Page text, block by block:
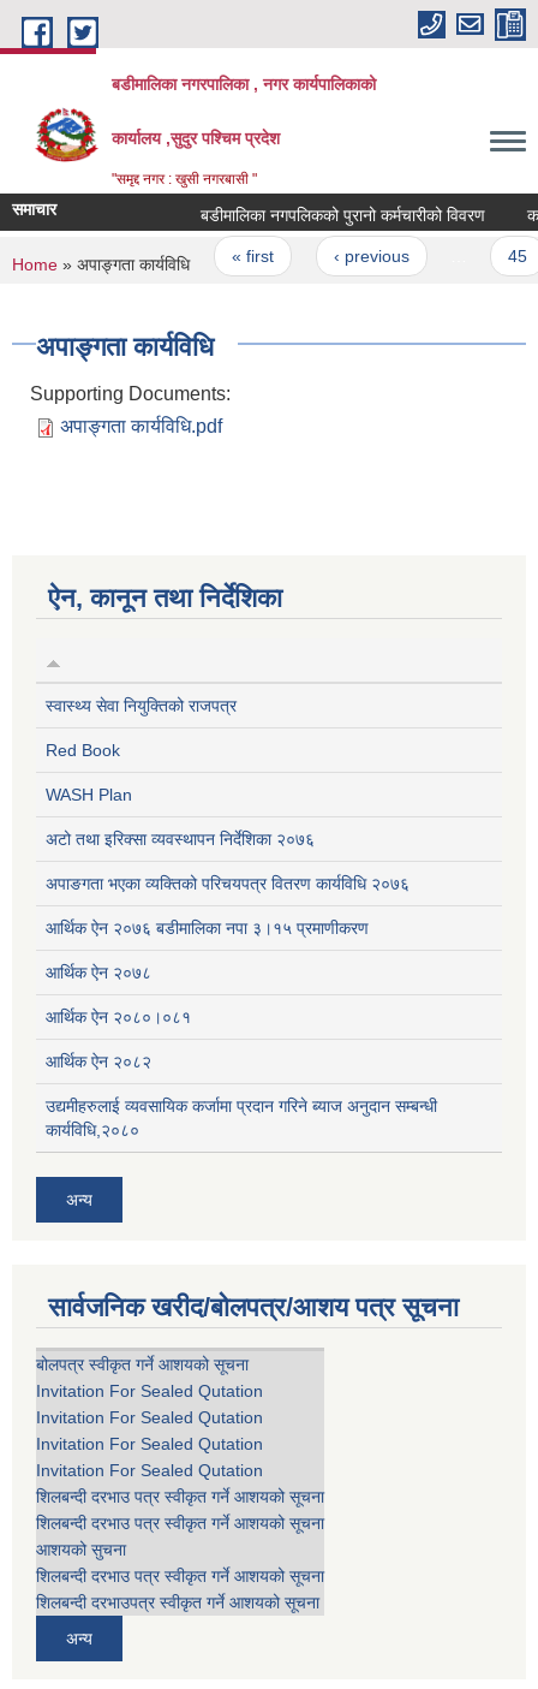
Skip to main content
बडीमालिका नगरपालिका , नगर कार्यपालिकाको
कार्यालय ,सुदुर पश्चिम प्रदेश
"समृद्द नगर : खुसी नगरबासी "
समाचार बडीमालिका नगपलिकको पुरानो कर्मचारीको विवरण
Pages
« first ‹ previous
You are here
Home » अपाङ्गता कार्यविधि
अपाङ्गता कार्यविधि
Supporting Documents:
अपाङ्गता कार्यविधि.pdf
ऐन, कानून तथा निर्देशिका
स्वास्थ्य सेवा नियुक्तिको राजपत्र
Red Book
WASH Plan
अटो तथा इरिक्सा व्यवस्थापन निर्देशिका २०७६
अपाङगता भएका व्यक्तिको परिचयपत्र वितरण कार्यविधि २०७६
आर्थिक ऐन २०७६ बडीमालिका नपा ३।१५ प्रमाणीकरण
आर्थिक ऐन २०७८
आर्थिक ऐन २०८०।०८१
आर्थिक ऐन २०८२
उद्यमीहरुलाई व्यवसायिक कर्जामा प्रदान गरिने ब्याज अनुदान सम्बन्धी
कार्यविधि,२०८०
अन्य
सार्वजनिक खरीद/बोलपत्र/आशय पत्र सूचना
बोलपत्र स्वीकृत गर्ने आशयको सूचना
Invitation For Sealed Qutation
Invitation For Sealed Qutation
Invitation For Sealed Qutation
Invitation For Sealed Qutation
शिलबन्दी दरभाउ पत्र स्वीकृत गर्ने आशयको सूचना
शिलबन्दी दरभाउ पत्र स्वीकृत गर्ने आशयको सूचना
आशयको सुचना
शिलबन्दी दरभाउ पत्र स्वीकृत गर्ने आशयको सूचना
शिलबन्दी दरभाउपत्र स्वीकृत गर्ने आशयको सूचना
अन्य